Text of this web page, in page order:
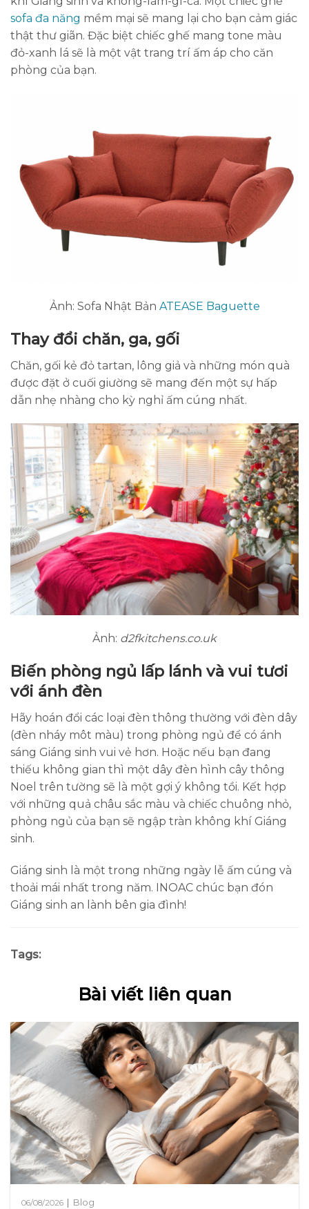
sofa đa năng mềm mại sẽ mang lại cho bạn cảm giác
thật thư giãn. Đặc biệt chiếc ghế mang tone màu
đỏ-xanh lá sẽ là một vật trang trí ấm áp cho căn
phòng của bạn.
Ảnh: Sofa Nhật Bản ATEASE Baguette
Thay đổi chăn, ga, gối
Chăn, gối kẻ đỏ tartan, lông giả và những món quà
được đặt ở cuối giường sẽ mang đến một sự hấp
dẫn nhẹ nhàng cho kỳ nghỉ ấm cúng nhất.
Ảnh: d2fkitchens.co.uk
Biến phòng ngủ lấp lánh và vui tươi
với ánh đèn
Hãy hoán đổi các loại đèn thông thường với đèn dây
(đèn nháy môt màu) trong phòng ngủ để có ánh
sáng Giáng sinh vui vẻ hơn. Hoặc nếu bạn đang
thiếu không gian thì một dây đèn hình cây thông
Noel trên tường sẽ là một gợi ý không tồi. Kết hợp
với những quả châu sắc màu và chiếc chuông nhỏ,
phòng ngủ của bạn sẽ ngập tràn không khí Giáng
sinh.
Giáng sinh là một trong những ngày lễ ấm cúng và
thoải mái nhất trong năm. INOAC chúc bạn đón
Giáng sinh an lành bên gia đình!
Tags:
Bài viết liên quan
06/08/2026 | Blog